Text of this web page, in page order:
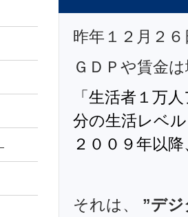
昨年１２月２
ＧＤＰや賃金
「生活者１万
分の生活レベ
２００９年以
それは、 ”デ